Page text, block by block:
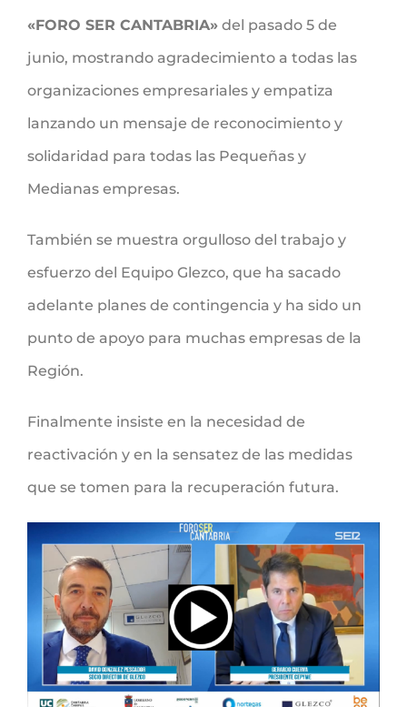
«FORO SER CANTABRIA» del pasado 5 de
junio, mostrando agradecimiento a todas las
organizaciones empresariales y empatiza
lanzando un mensaje de reconocimiento y
solidaridad para todas las Pequeñas y
Medianas empresas.
También se muestra orgulloso del trabajo y
esfuerzo del Equipo Glezco, que ha sacado
adelante planes de contingencia y ha sido un
punto de apoyo para muchas empresas de la
Región.
Finalmente insiste en la necesidad de
reactivación y en la sensatez de las medidas
que se tomen para la recuperación futura.